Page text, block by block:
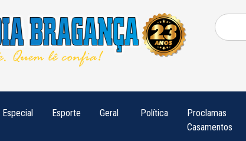
Pesquisar
por:
Especial Esporte Geral Política
Proclamas
Casamentos